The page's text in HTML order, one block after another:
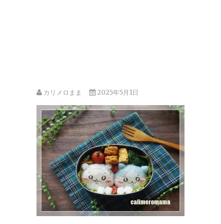
カリメロまま 2025年5月1日